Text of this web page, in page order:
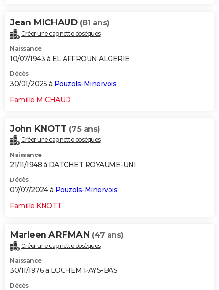
Jean MICHAUD (81 ans)
Créer une cagnotte obsèques
Naissance
10/07/1943 à EL AFFROUN ALGERIE
Décès
30/01/2025 à Pouzols-Minervois
Famille MICHAUD
John KNOTT (75 ans)
Créer une cagnotte obsèques
Naissance
21/11/1948 à DATCHET ROYAUME-UNI
Décès
07/07/2024 à Pouzols-Minervois
Famille KNOTT
Marleen ARFMAN (47 ans)
Créer une cagnotte obsèques
Naissance
30/11/1976 à LOCHEM PAYS-BAS
Décès